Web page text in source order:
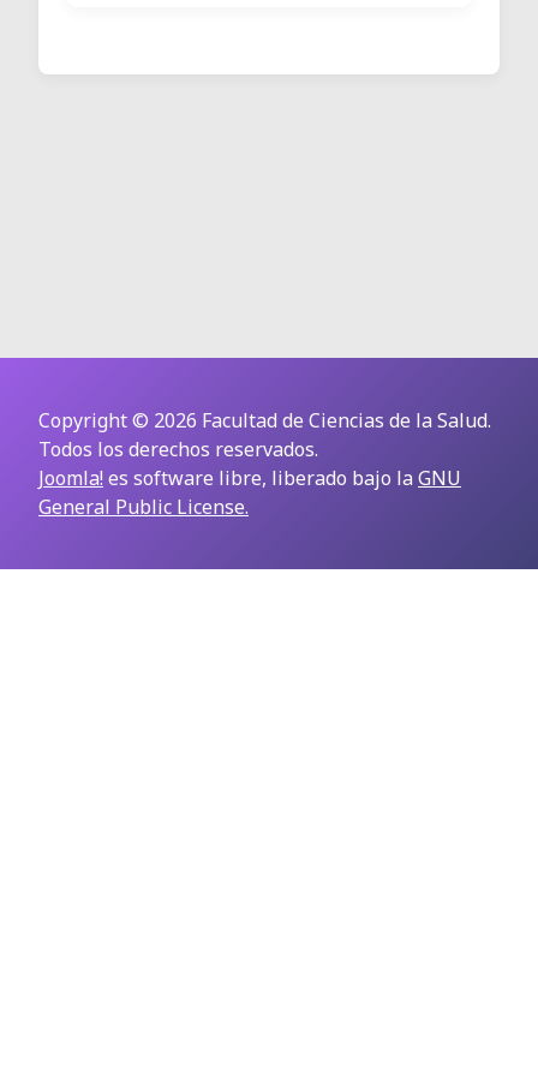
Copyright © 2026 Facultad de Ciencias de la Salud.
Todos los derechos reservados.
Joomla! es software libre, liberado bajo la GNU
General Public License.